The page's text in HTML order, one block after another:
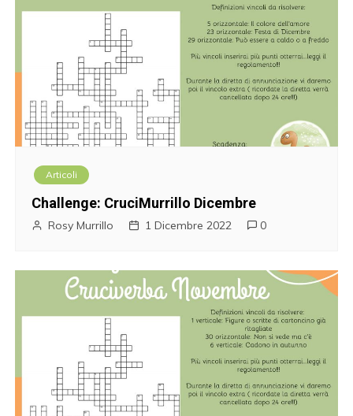
Articoli
Challenge: CruciMurrillo Dicembre
Rosy Murrillo 1 Dicembre 2022 0